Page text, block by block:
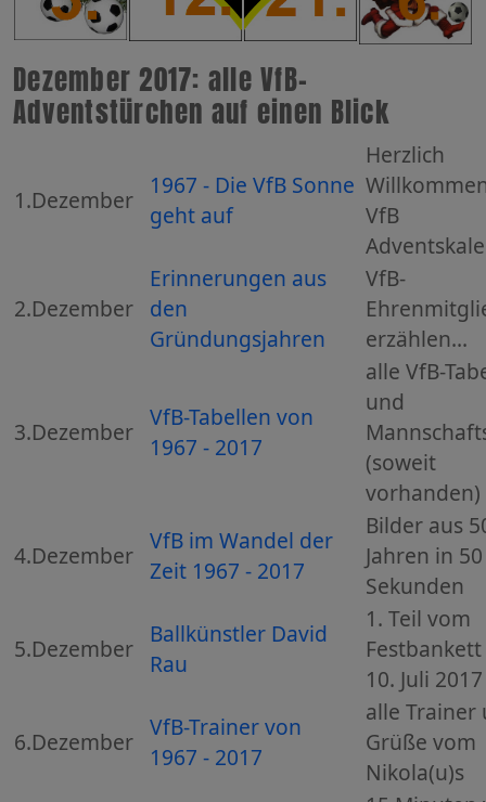
Dezember 2017: alle VfB-
Adventstürchen auf einen Blick
1.Dezember
1967 - Die VfB Sonne
geht auf
Herzlich
VfB
2.Dezember
Erinnerungen aus
den
Gründungsjahren
VfB-
erzählen...
3.Dezember
VfB-Tabellen von
1967 - 2017
alle VfB-
und
(soweit
vorhanden)
4.Dezember
VfB im Wandel der
Zeit 1967 - 2017
Bilder aus
Jahren in 50
Sekunden
5.Dezember
Ballkünstler David
Rau
1. Teil vom
10. Juli 2017
6.Dezember
VfB-Trainer von
1967 - 2017
alle Trainer
Grüße vom
Nikola(u)s